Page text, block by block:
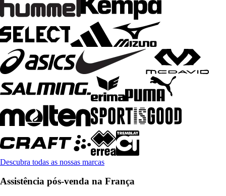
Descubra todas as nossas marcas
Assistência pós-venda na França